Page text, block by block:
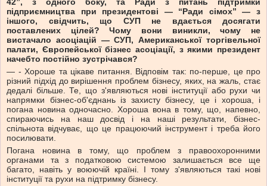
42”, з одного боку, та Ради з питань підтримки
підприємництва при президентові — “Ради сімох” — з
іншого, свідчить, що СУП не вдається досягати
поставлених цілей? Чому вони виникли, чому не
вистачало асоціацій — СУП, Американської торгівельної
палати, Європейської бізнес асоціації, з якими президент
начебто постійно зустрічався?
— - Хороше та цікаве питання. Відповім так: по-перше, це про
різний підхід до вирішення проблем бізнесу, яких, на жаль, стає
дедалі більше. Те, що з'являються нові інституції або рухи чи
напрямки бізнес-об'єднань із захисту бізнесу, це і хороша, і
погана новина одночасно. Хороша вона в тому, що, напевно,
спираючись на наш досвід і на наші результати, бізнес-
спільнота відчуває, що це працюючий інструмент і треба його
посилювати.
Погана новина в тому, що проблем з правоохоронними
органами та з податковою системою залишається все ще
багато, навіть у воюючій країні. І тому з'являються такі нові
інституції та рухи на підтримку бізнесу.